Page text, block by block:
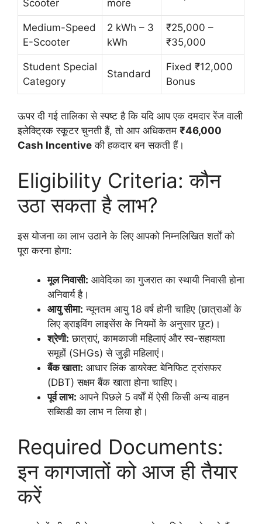
Scooter more
Medium-Speed
E-Scooter
2 kWh – 3
kWh
₹25,000 –
₹35,000
Student Special
Category
Standard
Fixed ₹12,000
Bonus
ऊपर दी गई तालिका से स्पष्ट है कि यदि आप एक दमदार रेंज वाली
इलेक्ट्रिक स्कूटर चुनती हैं, तो आप अधिकतम ₹46,000
Cash Incentive की हकदार बन सकती हैं।
Eligibility Criteria: कौन
उठा सकता है लाभ?
इस योजना का लाभ उठाने के लिए आपको निम्नलिखित शर्तों को
पूरा करना होगा:
मूल निवासी: आवेदिका का गुजरात का स्थायी निवासी होना
अनिवार्य है।
आयु सीमा: न्यूनतम आयु 18 वर्ष होनी चाहिए (छात्राओं के
लिए ड्राइविंग लाइसेंस के नियमों के अनुसार छूट)।
श्रेणी: छात्राएं, कामकाजी महिलाएं और स्व-सहायता
समूहों (SHGs) से जुड़ी महिलाएं।
बैंक खाता: आधार लिंक डायरेक्ट बेनिफिट ट्रांसफर
(DBT) सक्षम बैंक खाता होना चाहिए।
पूर्व लाभ: आपने पिछले 5 वर्षों में ऐसी किसी अन्य वाहन
सब्सिडी का लाभ न लिया हो।
Required Documents:
इन कागजातों को आज ही तैयार
करें